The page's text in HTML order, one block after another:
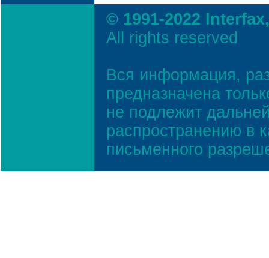
© 1991-2022
All rights reserved
Вся информация,
предназначена
не подлежит
распространению в
письменного